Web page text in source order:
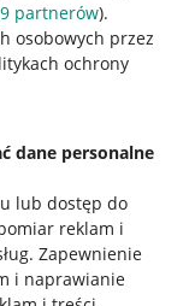
9 partnerów).
osobowych przez
ochrony
dane personalne
lub dostęp do
reklam i
. Zapewnienie
i naprawianie